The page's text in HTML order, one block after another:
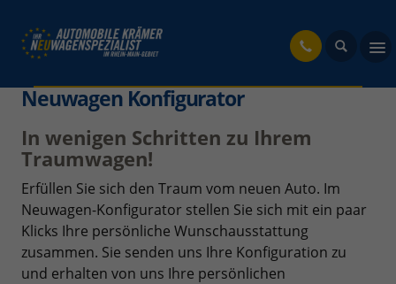
Neuwagen Konfigurator
In wenigen Schritten zu Ihrem
Traumwagen!
Erfüllen Sie sich den Traum vom neuen Auto. Im
Neuwagen-Konfigurator stellen Sie sich mit ein paar
Klicks Ihre persönliche Wunschausstattung
zusammen. Sie senden uns Ihre Konfiguration zu
und erhalten von uns Ihre persönlichen